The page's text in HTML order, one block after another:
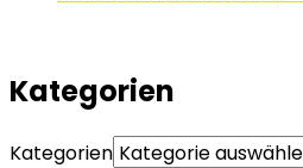
Kategorien
Kategorien